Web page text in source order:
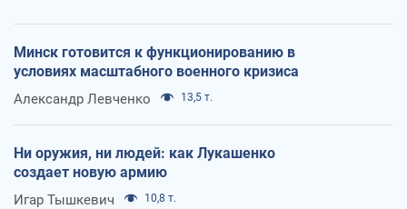
Минск готовится к функционированию в
условиях масштабного военного кризиса
Александр Левченко 13,5 т.
Ни оружия, ни людей: как Лукашенко
создает новую армию
Игар Тышкевич 10,8 т.